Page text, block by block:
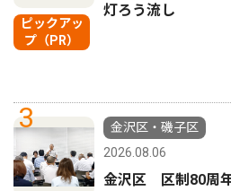
ピックアッ
プ（PR）
灯ろう流し
3
金沢区・磯子区
2026.08.06
金沢区 区制80周